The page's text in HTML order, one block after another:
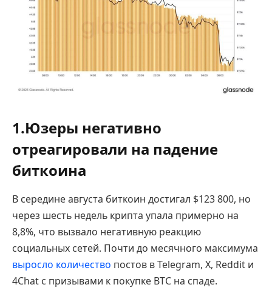
1.Юзеры негативно
отреагировали на падение
биткоина
В середине августа биткоин достигал $123 800, но
через шесть недель крипта упала примерно на
8,8%, что вызвало негативную реакцию
социальных сетей. Почти до месячного максимума
выросло количество постов в Telegram, X, Reddit и
4Chat с призывами к покупке BTC на спаде.